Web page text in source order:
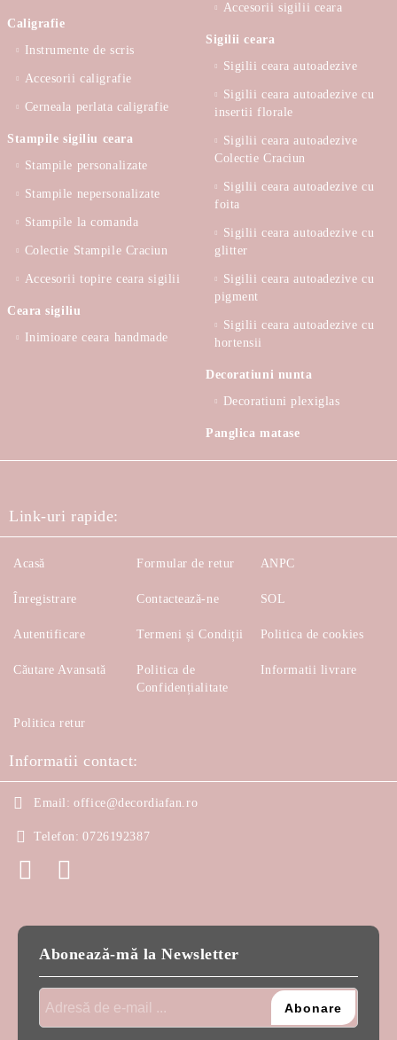
Caligrafie
Instrumente de scris
Accesorii caligrafie
Cerneala perlata caligrafie
Stampile sigiliu ceara
Stampile personalizate
Stampile nepersonalizate
Stampile la comanda
Colectie Stampile Craciun
Accesorii topire ceara sigilii
Ceara sigiliu
Inimioare ceara handmade
Accesorii sigilii ceara
Sigilii ceara
Sigilii ceara autoadezive
Sigilii ceara autoadezive cu
insertii florale
Sigilii ceara autoadezive
Colectie Craciun
Sigilii ceara autoadezive cu
foita
Sigilii ceara autoadezive cu
glitter
Sigilii ceara autoadezive cu
pigment
Sigilii ceara autoadezive cu
hortensii
Decoratiuni nunta
Decoratiuni plexiglas
Panglica matase
Link-uri rapide:
Acasă
Înregistrare
Autentificare
Căutare Avansată
Formular de retur
Contactează-ne
Termeni și Condiții
Politica de
Confidențialitate
ANPC
SOL
Politica de cookies
Informatii livrare
Politica retur
Informatii contact:
Email: office@decordiafan.ro
Telefon: 0726192387
Abonează-mă la Newsletter